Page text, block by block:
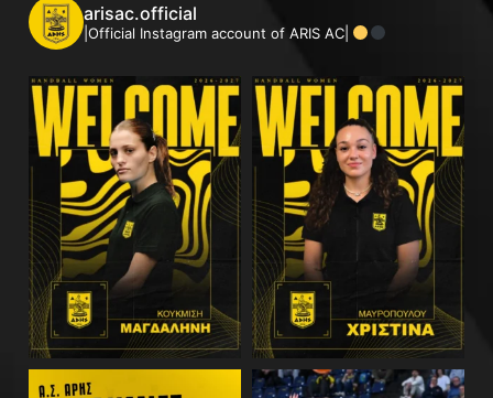
arisac.official
|Official Instagram account of ARIS AC|